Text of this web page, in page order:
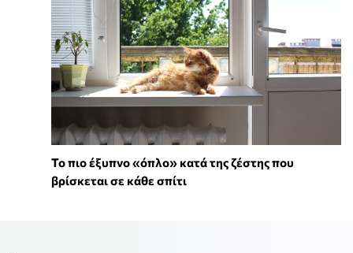
To πιο έξυπνο «όπλο» κατά της ζέστης που
βρίσκεται σε κάθε σπίτι